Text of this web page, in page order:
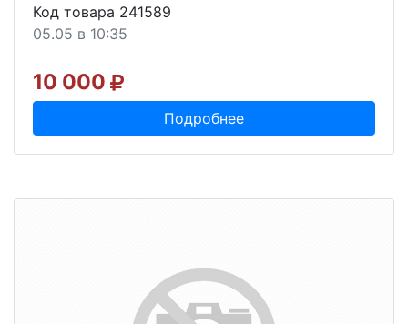
Код товара 241589
05.05 в 10:35
10 000
Подробнее